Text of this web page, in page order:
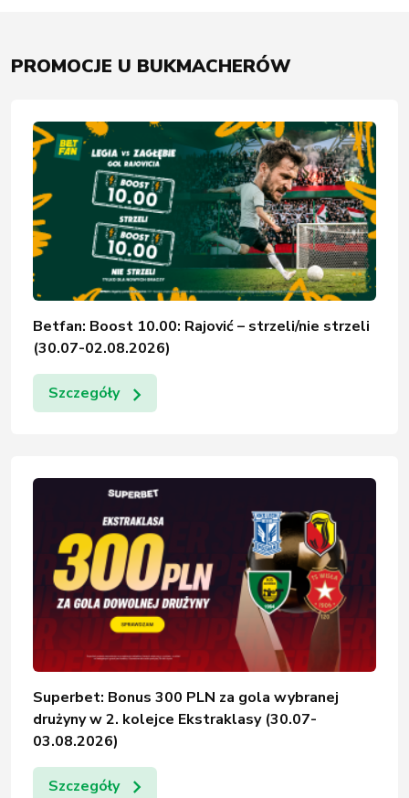
PROMOCJE U BUKMACHERÓW
Betfan: Boost 10.00: Rajović – strzeli/nie strzeli
(30.07-02.08.2026)
Szczegóły
Superbet: Bonus 300 PLN za gola wybranej
drużyny w 2. kolejce Ekstraklasy (30.07-
03.08.2026)
Szczegóły